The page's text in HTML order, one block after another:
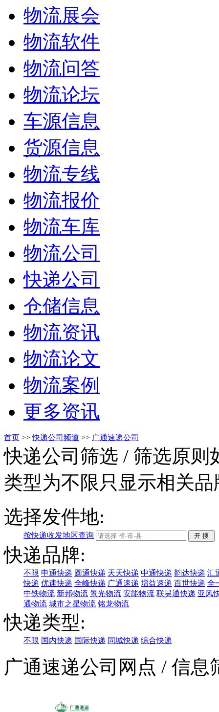
物流展会
物流软件
物流问答
物流论坛
车源信息
货源信息
物流专线
物流报价
物流车库
物流公司
快递公司
仓储信息
物流资讯
物流论文
物流案例
更多资讯
首页 >>快递公司频道 >> 广通速递公司
快递公司筛选 / 筛选原则
类型为不限只显示相关
选择发件地:
按快递收发地区查询
快递品牌:
不限 申通快递 圆通快递 天天快递 中通快递 韵达快递 汇
快递 优速快递 全峰快递 广通速递 增益速递 百世快递 全
中铁物流 新邦物流 景光物流 安能物流 联昊通快递 亚风
通物流 城市之星物流 铭龙物流
快递类型:
不限 国内快递 国际快递 同城快递 综合快递
广通速递公司网点 / 信息